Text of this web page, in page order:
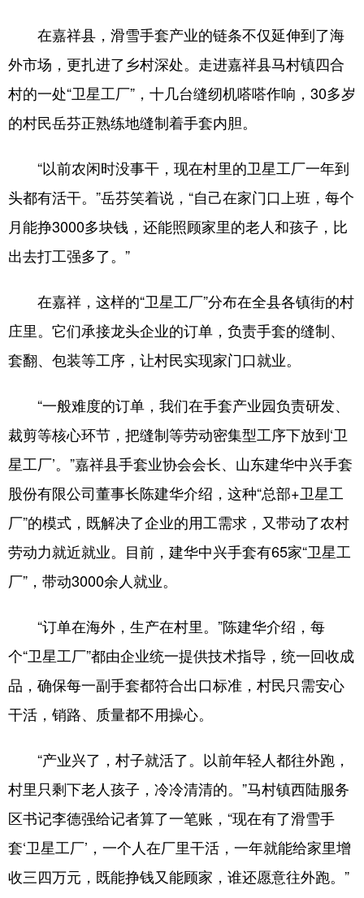
在嘉祥县，滑雪手套产业的链条不仅延伸到了海
外市场，更扎进了乡村深处。走进嘉祥县马村镇四合
村的一处“卫星工厂”，十几台缝纫机嗒嗒作响，30多岁
的村民岳芬正熟练地缝制着手套内胆。
“以前农闲时没事干，现在村里的卫星工厂一年到
头都有活干。”岳芬笑着说，“自己在家门口上班，每个
月能挣3000多块钱，还能照顾家里的老人和孩子，比
出去打工强多了。”
在嘉祥，这样的“卫星工厂”分布在全县各镇街的村
庄里。它们承接龙头企业的订单，负责手套的缝制、
套翻、包装等工序，让村民实现家门口就业。
“一般难度的订单，我们在手套产业园负责研发、
裁剪等核心环节，把缝制等劳动密集型工序下放到‘卫
星工厂’。”嘉祥县手套业协会会长、山东建华中兴手套
股份有限公司董事长陈建华介绍，这种“总部+卫星工
厂”的模式，既解决了企业的用工需求，又带动了农村
劳动力就近就业。目前，建华中兴手套有65家“卫星工
厂”，带动3000余人就业。
“订单在海外，生产在村里。”陈建华介绍，每
个“卫星工厂”都由企业统一提供技术指导，统一回收成
品，确保每一副手套都符合出口标准，村民只需安心
干活，销路、质量都不用操心。
“产业兴了，村子就活了。以前年轻人都往外跑，
村里只剩下老人孩子，冷冷清清的。”马村镇西陆服务
区书记李德强给记者算了一笔账，“现在有了滑雪手
套‘卫星工厂’，一个人在厂里干活，一年就能给家里增
收三四万元，既能挣钱又能顾家，谁还愿意往外跑。”